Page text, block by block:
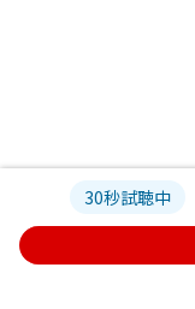
30秒試聴中